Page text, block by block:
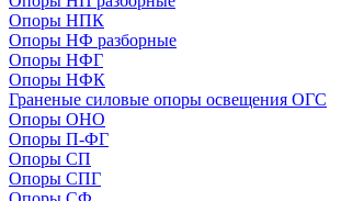
Опоры НПК
Опоры НФ разборные
Опоры НФГ
Опоры НФК
Граненые силовые опоры освещения ОГС
Опоры ОНО
Опоры П-ФГ
Опоры СП
Опоры СПГ